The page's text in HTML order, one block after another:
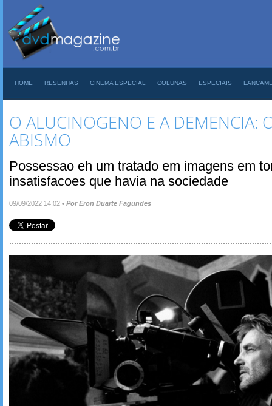
HOME RESENHAS CINEMA ESPECIAL COLUNAS ESPECIAIS
O ALUCINOGENO E A DEMENCIA:
ABISMO
Possessao eh um tratado em imagens em
insatisfacoes que havia na sociedade
09/09/2022 14:02 • Por Eron Duarte Fagundes